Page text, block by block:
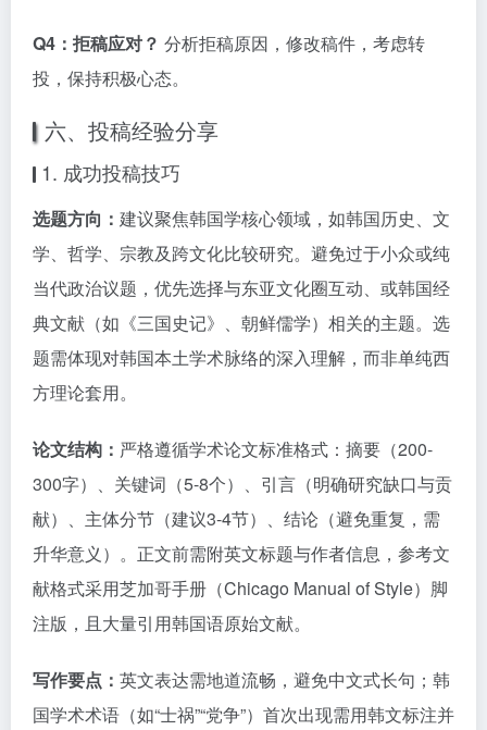
Q4：拒稿应对？ 分析拒稿原因，修改稿件，考虑转
投，保持积极心态。
六、投稿经验分享
1. 成功投稿技巧
选题方向： 建议聚焦韩国学核心领域，如韩国历史、文
学、哲学、宗教及跨文化比较研究。避免过于小众或纯
当代政治议题，优先选择与东亚文化圈互动、或韩国经
典文献（如《三国史记》、朝鲜儒学）相关的主题。选
题需体现对韩国本土学术脉络的深入理解，而非单纯西
方理论套用。
论文结构： 严格遵循学术论文标准格式：摘要（200-
300字）、关键词（5-8个）、引言（明确研究缺口与贡
献）、主体分节（建议3-4节）、结论（避免重复，需
升华意义）。正文前需附英文标题与作者信息，参考文
献格式采用芝加哥手册（Chicago Manual of Style）脚
注版，且大量引用韩国语原始文献。
写作要点： 英文表达需地道流畅，避免中文式长句；韩
国学术术语（如“士祸”“党争”）首次出现需用韩文标注并